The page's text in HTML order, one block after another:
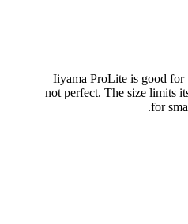
Iiyama ProLite is good for
not perfect. The size limits
for